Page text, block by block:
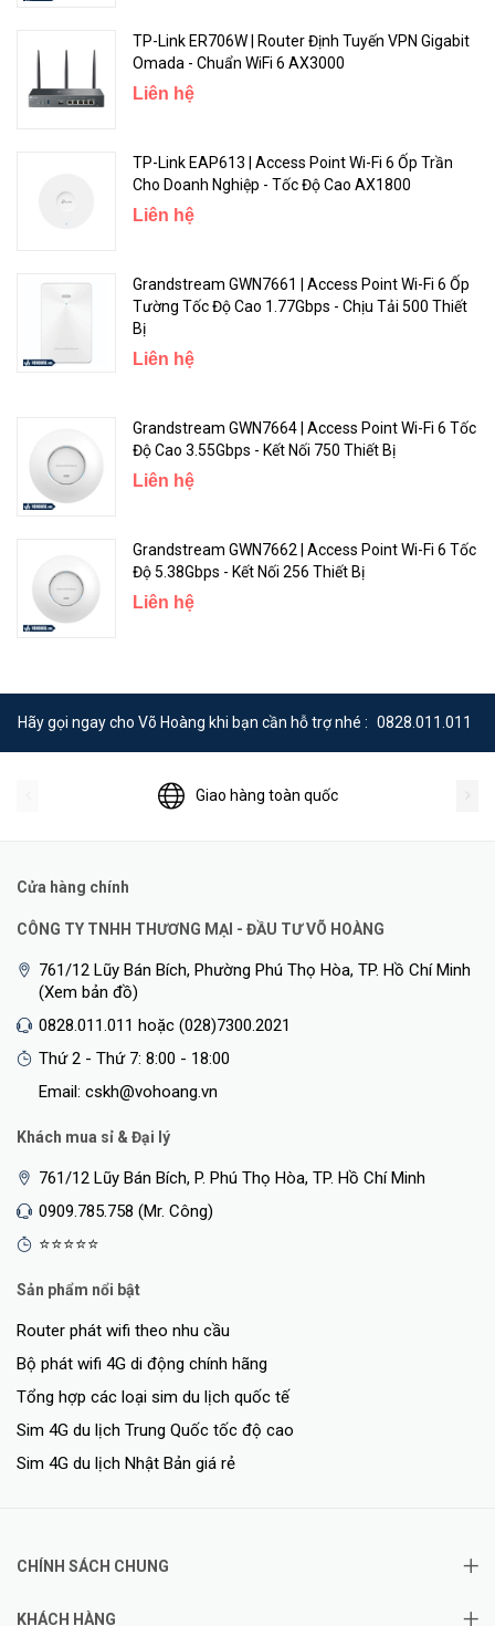
TP-Link ER706W | Router Định Tuyến VPN Gigabit
Omada - Chuẩn WiFi 6 AX3000
Liên hệ
TP-Link EAP613 | Access Point Wi-Fi 6 Ốp Trần
Cho Doanh Nghiệp - Tốc Độ Cao AX1800
Liên hệ
Grandstream GWN7661 | Access Point Wi-Fi 6 Ốp
Tường Tốc Độ Cao 1.77Gbps - Chịu Tải 500 Thiết
Bị
Liên hệ
Grandstream GWN7664 | Access Point Wi-Fi 6 Tốc
Độ Cao 3.55Gbps - Kết Nối 750 Thiết Bị
Liên hệ
Grandstream GWN7662 | Access Point Wi-Fi 6 Tốc
Độ 5.38Gbps - Kết Nối 256 Thiết Bị
Liên hệ
Hãy gọi ngay cho Võ Hoàng khi bạn cần hỗ trợ nhé : 0828.011.011
Giao hàng toàn quốc
Cửa hàng chính
CÔNG TY TNHH THƯƠNG MẠI - ĐẦU TƯ VÕ HOÀNG
761/12 Lũy Bán Bích, Phường Phú Thọ Hòa, TP. Hồ Chí Minh
(Xem bản đồ)
0828.011.011 hoặc (028)7300.2021
Thứ 2 - Thứ 7: 8:00 - 18:00
Email: cskh@vohoang.vn
Khách mua sỉ & Đại lý
761/12 Lũy Bán Bích, P. Phú Thọ Hòa, TP. Hồ Chí Minh
0909.785.758 (Mr. Công)
⭐⭐⭐⭐⭐
Sản phẩm nổi bật
Router phát wifi theo nhu cầu
Bộ phát wifi 4G di động chính hãng
Tổng hợp các loại sim du lịch quốc tế
Sim 4G du lịch Trung Quốc tốc độ cao
Sim 4G du lịch Nhật Bản giá rẻ
CHÍNH SÁCH CHUNG
KHÁCH HÀNG